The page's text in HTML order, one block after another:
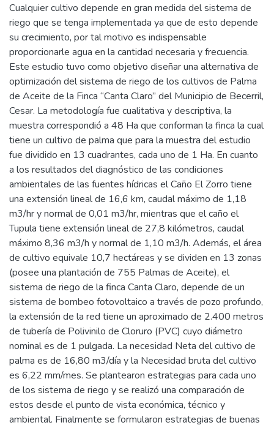
Cualquier cultivo depende en gran medida del sistema de
riego que se tenga implementada ya que de esto depende
su crecimiento, por tal motivo es indispensable
proporcionarle agua en la cantidad necesaria y frecuencia.
Este estudio tuvo como objetivo diseñar una alternativa de
optimización del sistema de riego de los cultivos de Palma
de Aceite de la Finca “Canta Claro” del Municipio de Becerril,
Cesar. La metodología fue cualitativa y descriptiva, la
muestra correspondió a 48 Ha que conforman la finca la cual
tiene un cultivo de palma que para la muestra del estudio
fue dividido en 13 cuadrantes, cada uno de 1 Ha. En cuanto
a los resultados del diagnóstico de las condiciones
ambientales de las fuentes hídricas el Caño El Zorro tiene
una extensión lineal de 16,6 km, caudal máximo de 1,18
m3/hr y normal de 0,01 m3/hr, mientras que el caño el
Tupula tiene extensión lineal de 27,8 kilómetros, caudal
máximo 8,36 m3/h y normal de 1,10 m3/h. Además, el área
de cultivo equivale 10,7 hectáreas y se dividen en 13 zonas
(posee una plantación de 755 Palmas de Aceite), el
sistema de riego de la finca Canta Claro, depende de un
sistema de bombeo fotovoltaico a través de pozo profundo,
la extensión de la red tiene un aproximado de 2.400 metros
de tubería de Polivinilo de Cloruro (PVC) cuyo diámetro
nominal es de 1 pulgada. La necesidad Neta del cultivo de
palma es de 16,80 m3/día y la Necesidad bruta del cultivo
es 6,22 mm/mes. Se plantearon estrategias para cada uno
de los sistema de riego y se realizó una comparación de
estos desde el punto de vista económica, técnico y
ambiental. Finalmente se formularon estrategias de buenas